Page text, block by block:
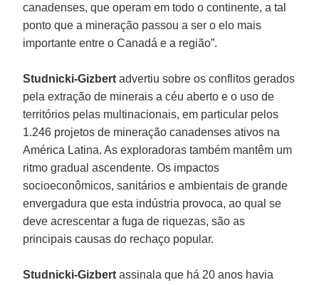
canadenses, que operam em todo o continente, a tal
ponto que a mineração passou a ser o elo mais
importante entre o Canadá e a região”.
Studnicki-Gizbertadvertiu sobre os conflitos gerados
pela extração de minerais a céu aberto e o uso de
territórios pelas multinacionais, em particular pelos
1.246 projetos de mineração canadenses ativos na
América Latina. As exploradoras também mantêm um
ritmo gradual ascendente. Os impactos
socioeconômicos, sanitários e ambientais de grande
envergadura que esta indústria provoca, ao qual se
deve acrescentar a fuga de riquezas, são as
principais causas do rechaço popular.
Studnicki-Gizbertassinala que há 20 anos havia